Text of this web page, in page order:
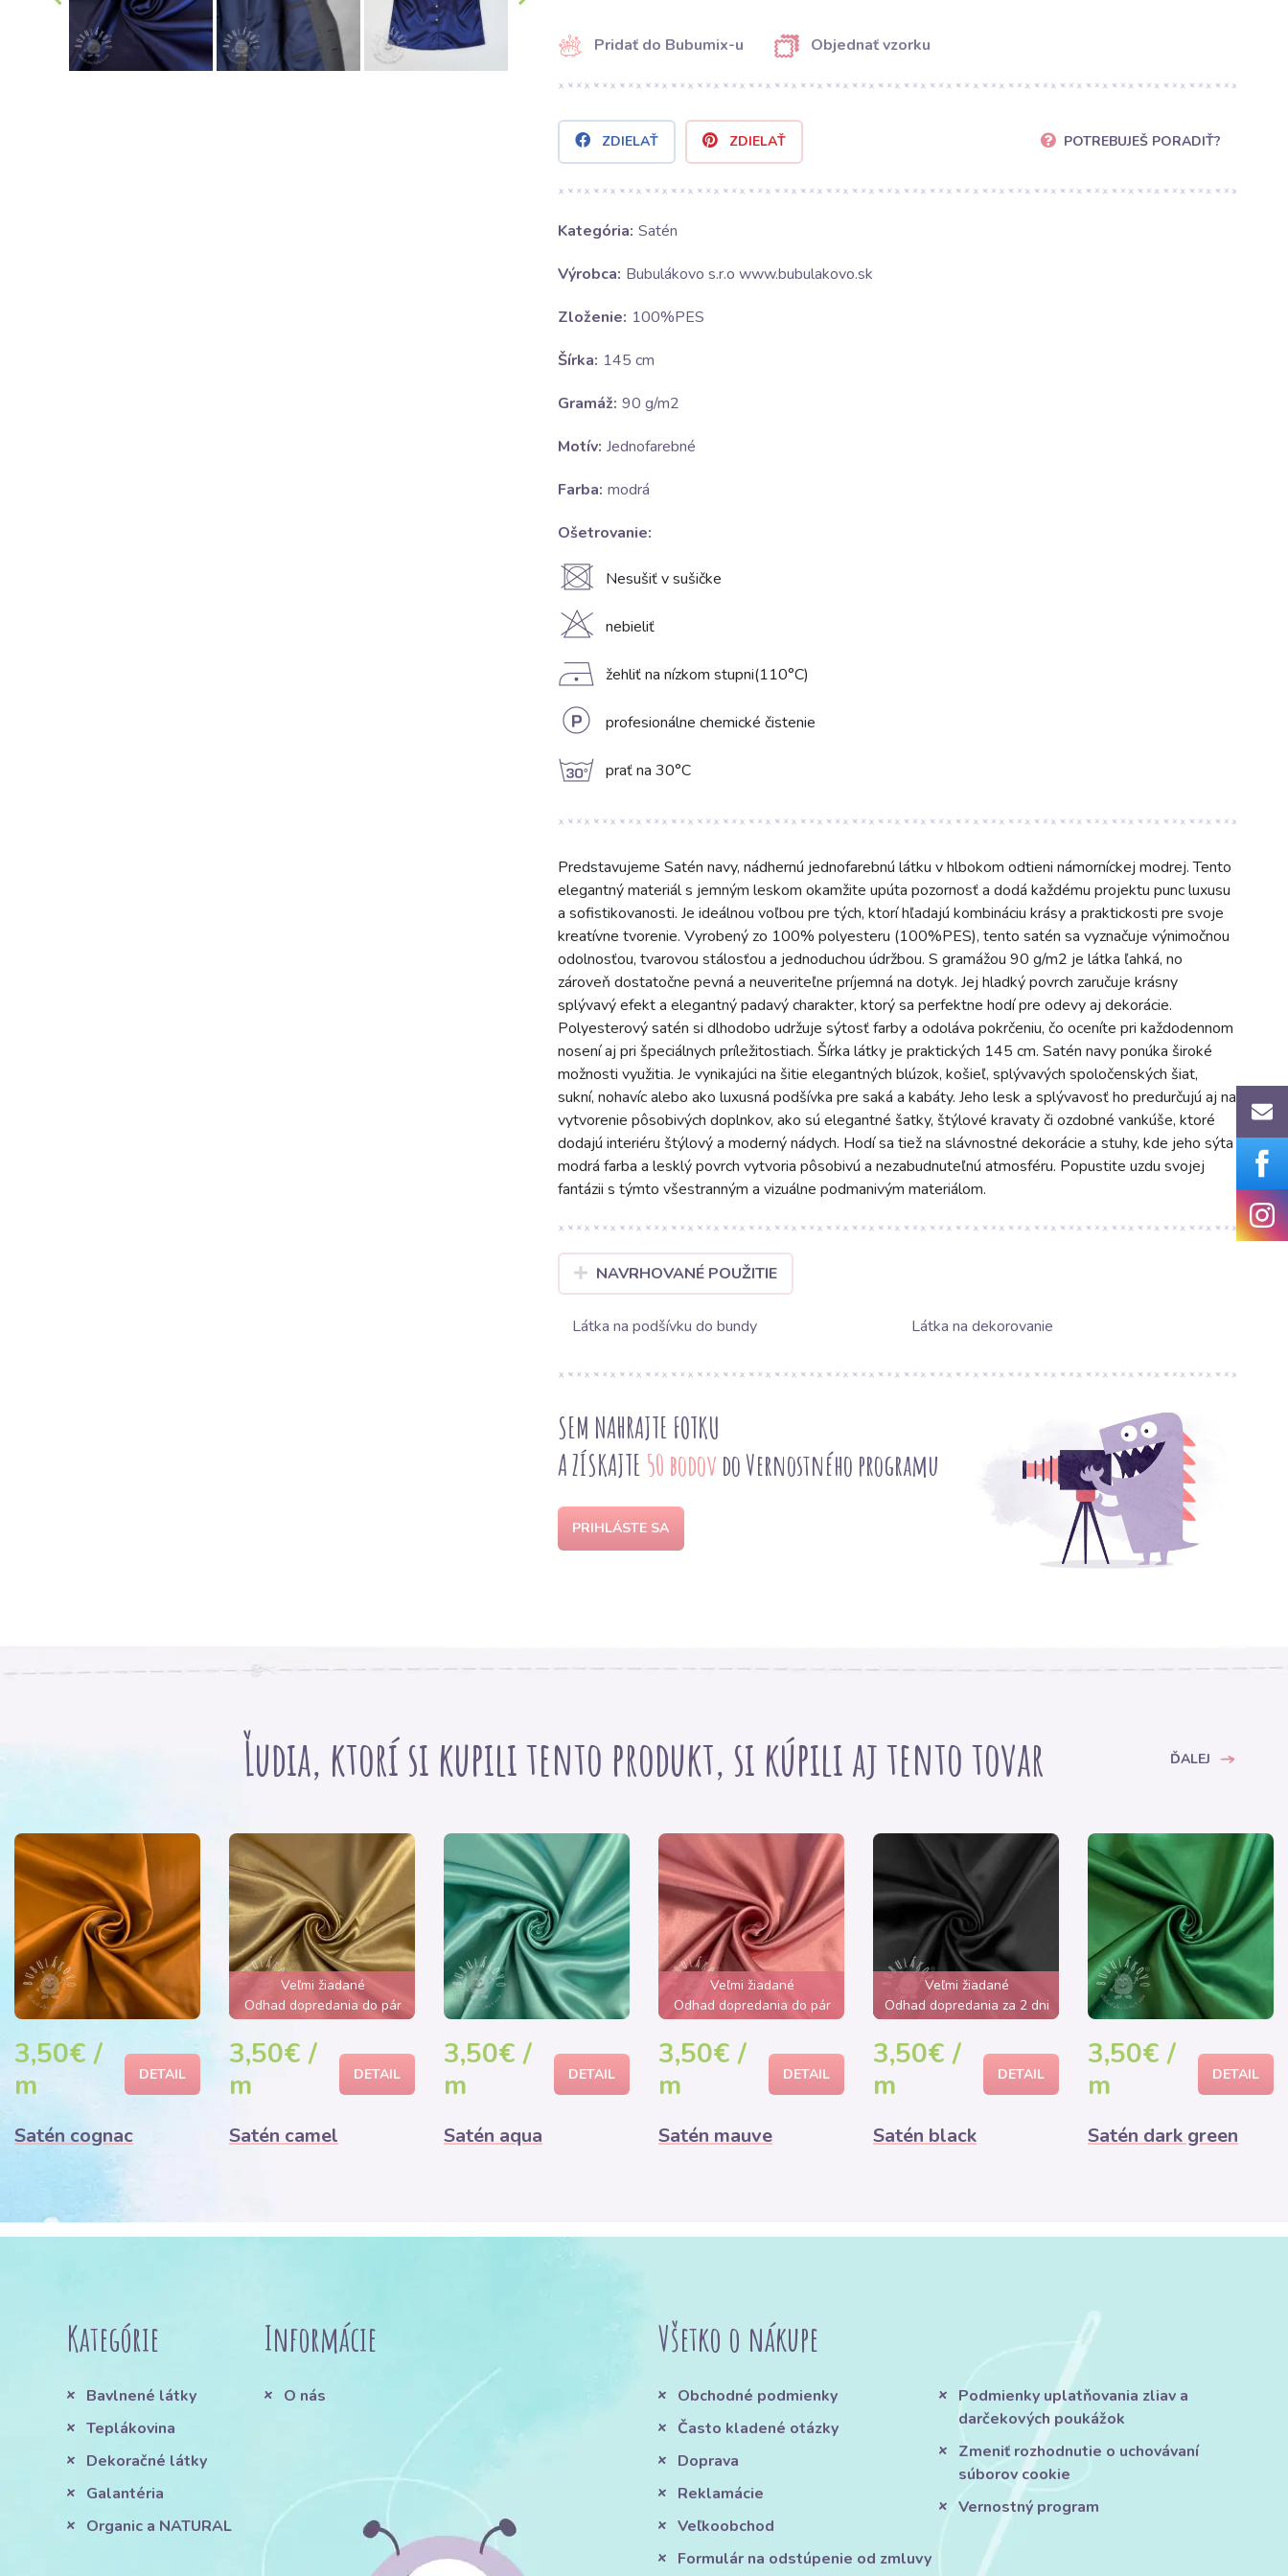
Pridať do Bubumix-u Objednať vzorku
ZDIELAŤ ZDIELAŤ POTREBUJEŠ PORADIŤ?
Kategória: Satén
Výrobca: Bubulákovo s.r.o www.bubulakovo.sk
Zloženie: 100%PES
Šírka: 145 cm
Gramáž: 90 g/m2
Motív: Jednofarebné
Farba: modrá
Ošetrovanie:
U Nesušiť v sušičke
H nebieliť
D žehliť na nízkom stupni(110°C)
L profesionálne chemické čistenie
g prať na 30°C
Predstavujeme Satén navy, nádhernú jednofarebnú látku v hlbokom odtieni námorníckej modrej. Tento
elegantný materiál s jemným leskom okamžite upúta pozornosť a dodá každému projektu punc luxusu
a sofistikovanosti. Je ideálnou voľbou pre tých, ktorí hľadajú kombináciu krásy a praktickosti pre svoje
kreatívne tvorenie. Vyrobený zo 100% polyesteru (100%PES), tento satén sa vyznačuje výnimočnou
odolnosťou, tvarovou stálosťou a jednoduchou údržbou. S gramážou 90 g/m2 je látka ľahká, no
zároveň dostatočne pevná a neuveriteľne príjemná na dotyk. Jej hladký povrch zaručuje krásny
splývavý efekt a elegantný padavý charakter, ktorý sa perfektne hodí pre odevy aj dekorácie.
Polyesterový satén si dlhodobo udržuje sýtosť farby a odoláva pokrčeniu, čo oceníte pri každodennom
nosení aj pri špeciálnych príležitostiach. Šírka látky je praktických 145 cm. Satén navy ponúka široké
možnosti využitia. Je vynikajúci na šitie elegantných blúzok, košieľ, splývavých spoločenských šiat,
sukní, nohavíc alebo ako luxusná podšívka pre saká a kabáty. Jeho lesk a splývavosť ho predurčujú aj na
vytvorenie pôsobivých doplnkov, ako sú elegantné šatky, štýlové kravaty či ozdobné vankúše, ktoré
dodajú interiéru štýlový a moderný nádych. Hodí sa tiež na slávnostné dekorácie a stuhy, kde jeho sýta
modrá farba a lesklý povrch vytvoria pôsobivú a nezabudnuteľnú atmosféru. Popustite uzdu svojej
fantázii s týmto všestranným a vizuálne podmanivým materiálom.
NAVRHOVANÉ POUŽITIE
Látka na podšívku do bundy Látka na dekorovanie
SEM NAHRAJTE FOTKU
A ZÍSKAJTE 50 bodov do Vernostného programu
PRIHLÁSTE SA
Ľudia, ktorí si kupili tento produkt, si kúpili aj tento tovar ĎALEJ
3,50€ /
m
DETAIL
Satén cognac
Veľmi žiadané
Odhad dopredania do pár
hodín
3,50€ /
m
DETAIL
Satén camel
3,50€ /
m
DETAIL
Satén aqua
Veľmi žiadané
Odhad dopredania do pár
hodín
3,50€ /
m
DETAIL
Satén mauve
Veľmi žiadané
Odhad dopredania za 2 dni
3,50€ /
m
DETAIL
Satén black
3,50€ /
m
DETAIL
Satén dark green
Kategórie
Bavlnené látky
Teplákovina
Dekoračné látky
Galantéria
Organic a NATURAL
Informácie
O nás
Všetko o nákupe
Obchodné podmienky
Často kladené otázky
Doprava
Reklamácie
Veľkoobchod
Formulár na odstúpenie od zmluvy
Podmienky uplatňovania zliav a
darčekových poukážok
Zmeniť rozhodnutie o uchovávaní
súborov cookie
Vernostný program